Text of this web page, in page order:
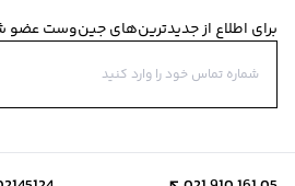
برای اطلاع از جدیدترین‌های جین‌وست عضو